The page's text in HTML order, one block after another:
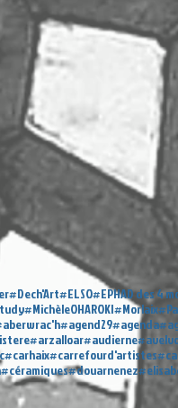
#Dech'Art#ELSO#EPHAD des 4
#MichèleOHAROKI#Morlaix
#agend29#agenda
#arzalloar#audierne
#carhaix#carrefourd'artistes
#céramiques#douarnenez